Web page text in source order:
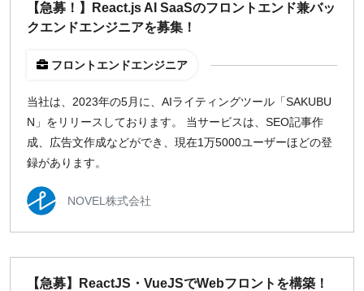
【急募！】React.js AI SaaSのフロントエンド兼バッ
クエンドエンジニアを募集！
フロントエンドエンジニア
当社は、2023年の5月に、AIライティングツール「SAKUBU
N」をリリースしております。 当サービスは、SEO記事作
成、広告文作成などができ、現在1万5000ユーザーほどの登
録があります。
NOVEL株式会社
【急募】ReactJS・VueJSでWebフロントを構築！